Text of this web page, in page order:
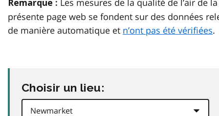
Remarque :
présente page web se fondent sur des données
de manière automatique et n’ont pas été vérifiées.
Choisir un lieu: